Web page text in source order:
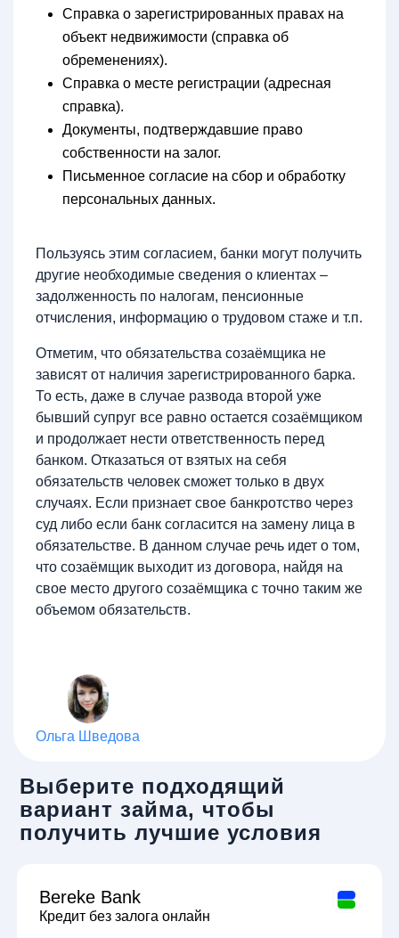
Справка о зарегистрированных правах на
объект недвижимости (справка об
обременениях).
Справка о месте регистрации (адресная
справка).
Документы, подтверждавшие право
собственности на залог.
Письменное согласие на сбор и обработку
персональных данных.
Пользуясь этим согласием, банки могут получить
другие необходимые сведения о клиентах –
задолженность по налогам, пенсионные
отчисления, информацию о трудовом стаже и т.п.
Отметим, что обязательства созаёмщика не
зависят от наличия зарегистрированного барка.
То есть, даже в случае развода второй уже
бывший супруг все равно остается созаёмщиком
и продолжает нести ответственность перед
банком. Отказаться от взятых на себя
обязательств человек сможет только в двух
случаях. Если признает свое банкротство через
суд либо если банк согласится на замену лица в
обязательстве. В данном случае речь идет о том,
что созаёмщик выходит из договора, найдя на
свое место другого созаёмщика с точно таким же
объемом обязательств.
Ольга Шведова
Выберите подходящий
вариант займа, чтобы
получить лучшие условия
Bereke Bank
Кредит без залога онлайн